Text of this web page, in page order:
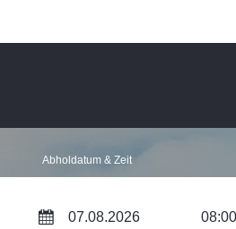
Abholdatum & Zeit
08:00